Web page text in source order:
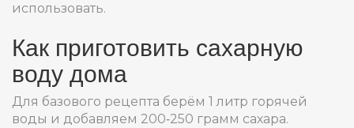
использовать.
Как приготовить сахарную
воду дома
Для базового рецепта берём 1 литр горячей
воды и добавляем 200‑250 грамм сахара.